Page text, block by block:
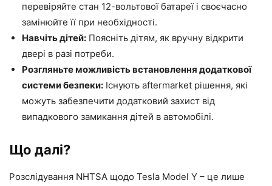
перевіряйте стан 12-вольтової батареї і своєчасно
замінюйте її при необхідності.
Навчіть дітей: Поясніть дітям, як вручну відкрити
двері в разі потреби.
Розгляньте можливість встановлення додаткової
системи безпеки: Існують aftermarket рішення, які
можуть забезпечити додатковий захист від
випадкового замикання дітей в автомобілі.
Що далі?
Розслідування NHTSA щодо Tesla Model Y – це лише